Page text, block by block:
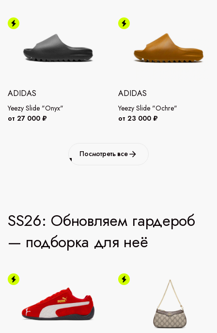
ADIDAS
Yeezy Slide "Onyx"
от 27 000 ₽
ADIDAS
Yeezy Slide "Ochre"
от 23 000 ₽
Посмотреть все
SS26: Обновляем гардероб
— подборка для неё